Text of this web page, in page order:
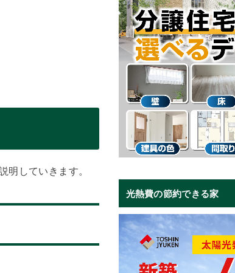
明していきます。
光熱費の節約できる家